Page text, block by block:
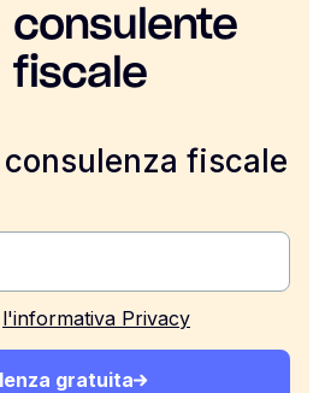
consulente
fiscale
fiscale
l'informativa Privacy
gratuita